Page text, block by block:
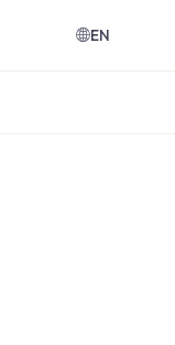
EN